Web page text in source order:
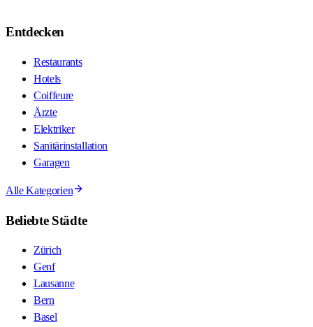
Entdecken
Restaurants
Hotels
Coiffeure
Ärzte
Elektriker
Sanitärinstallation
Garagen
Alle Kategorien
Beliebte Städte
Zürich
Genf
Lausanne
Bern
Basel